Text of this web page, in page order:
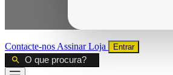
Contacte-nos AssinarLoja Entrar